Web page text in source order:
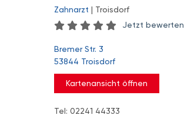
Zahnarzt | Troisdorf
Jetzt bewerten
Bremer Str. 3
53844 Troisdorf
Kartenansicht öffnen
Tel: 02241 44333